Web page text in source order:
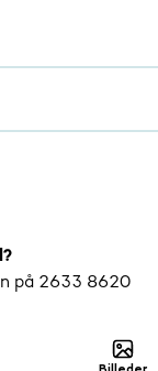
på 2633 8620